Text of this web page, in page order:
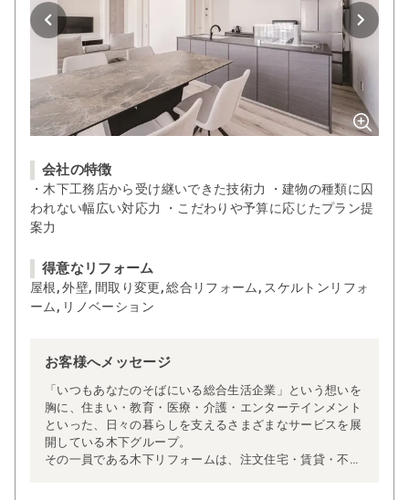
会社の特徴
・木下工務店から受け継いできた技術力 ・建物の種類に囚
われない幅広い対応力 ・こだわりや予算に応じたプラン提
案力
得意なリフォーム
屋根, 外壁, 間取り変更, 総合リフォーム, スケルトンリフォ
ーム, リノベーション
お客様へメッセージ
「いつもあなたのそばにいる総合生活企業」という想いを
胸に、住まい・教育・医療・介護・エンターテインメント
といった、日々の暮らしを支えるさまざまなサービスを展
開している木下グループ。
その一員である木下リフォームは、注文住宅・賃貸・不動